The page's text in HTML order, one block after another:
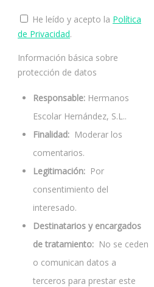
He leído y acepto la Política
de Privacidad.
Información básica sobre
protección de datos
Responsable: Hermanos
Escolar Hernández, S.L..
Finalidad: Moderar los
comentarios.
Legitimación: Por
consentimiento del
interesado.
Destinatarios y encargados
de tratamiento: No se ceden
o comunican datos a
terceros para prestar este